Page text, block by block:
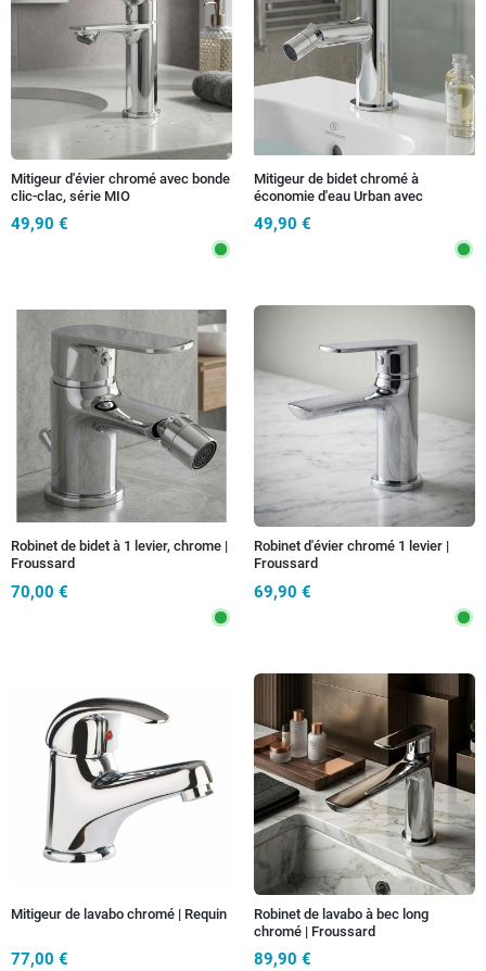
Mitigeur d'évier chromé avec bonde
clic-clac, série MIO
49,90 €
Mitigeur de bidet chromé à
économie d'eau Urban avec
49,90 €
Robinet de bidet à 1 levier, chrome |
Froussard
70,00 €
Robinet d'évier chromé 1 levier |
Froussard
69,90 €
Mitigeur de lavabo chromé | Requin
77,00 €
Robinet de lavabo à bec long
chromé | Froussard
89,90 €